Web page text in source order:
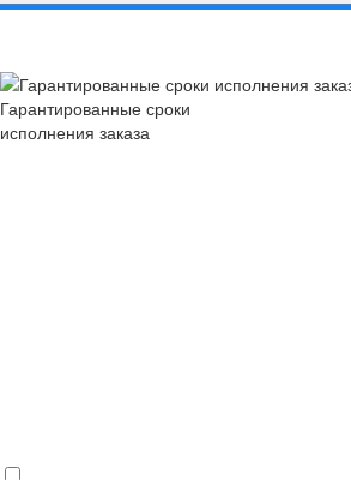
Гарантированные сроки
исполнения заказа